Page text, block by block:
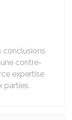
conclusions
contre-
expertise
parties.